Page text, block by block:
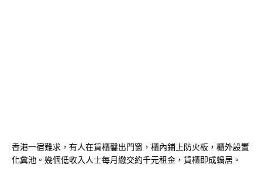
香港一宿難求，有人在貨櫃鑿出門窗，櫃內鋪上防火板，櫃外設置
化糞池。幾個低收入人士每月繳交約千元租金，貨櫃即成蝸居。